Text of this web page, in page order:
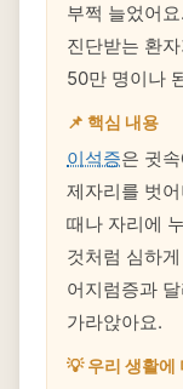
부쩍 늘었어
진단받는 환
50만 명이나
📌 핵심 내용
이석증은 귓
제자리를 벗
때나 자리에
것처럼 심하
어지럼증과
가라앉아요.
💡 우리 생활에